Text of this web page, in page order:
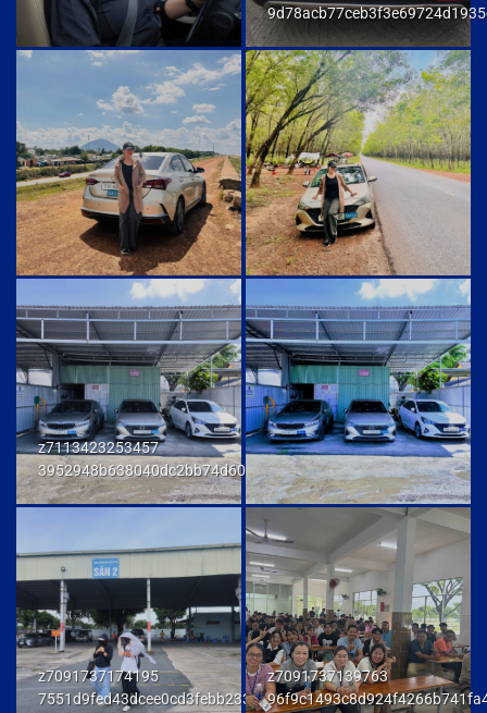
z7113423253457
3952948b638040dc2bb74d606db7a6f9
z7091737174195
7551d9fed43dcee0cd3febb233847292
z7091737139763